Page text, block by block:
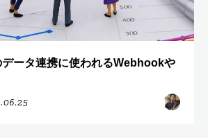
ータ連携に使われるWebhookや